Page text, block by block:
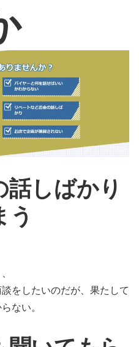
話しばかり
う
をしたいのだが、果たして
ない。